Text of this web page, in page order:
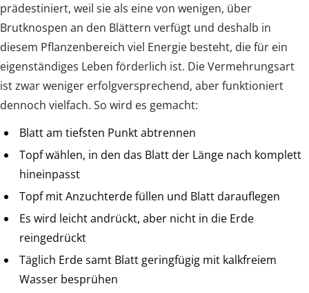
prädestiniert, weil sie als eine von wenigen, über
Brutknospen an den Blättern verfügt und deshalb in
diesem Pflanzenbereich viel Energie besteht, die für ein
eigenständiges Leben förderlich ist. Die Vermehrungsart
ist zwar weniger erfolgversprechend, aber funktioniert
dennoch vielfach. So wird es gemacht:
Blatt am tiefsten Punkt abtrennen
Topf wählen, in den das Blatt der Länge nach komplett
hineinpasst
Topf mit Anzuchterde füllen und Blatt darauflegen
Es wird leicht andrückt, aber nicht in die Erde
reingedrückt
Täglich Erde samt Blatt geringfügig mit kalkfreiem
Wasser besprühen